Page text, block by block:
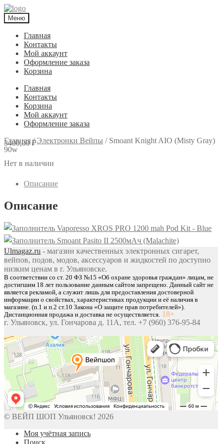
Меню
Главная
Контакты
Мой аккаунт
Оформление заказа
Корзина
Главная
Контакты
Корзина
Мой аккаунт
Оформление заказа
Главная/Электронки Вейпы / Smoant Knight AIO (Misty Gray)
90w
3400,00₽
Нет в наличии
Описание
Описание
Vaporesso XROS PRO 1200 mah Pod Kit - Blue
Smoant Pasito II 2500мАч (Malachite)
Ulmagaz.ru - магазин качественных электронных сигарет,
вейпов, подов, модов, аксессуаров и жидкостей по доступно
низким ценам в г. Ульяновске.
В соответствии со ст. 20 ФЗ №15 «Об охране здоровья граждан» лицам, не
достигшим 18 лет пользование данным сайтом запрещено. Данный сайт не
является рекламой, а служит лишь для предоставления достоверной
информации о свойствах, характеристиках продукции и её наличия в
магазине. (п.1 и п.2 ст.10 Закона «О защите прав потребителей»).
Дистанционная продажа и доставка не осуществляется. 18+
г. Ульяновск, ул. Гончарова д. 11А, тел. +7 (960) 376-95-84
© ВЕЙП ШОП Ульяновск! 2026
Моя учётная запись
Поиск